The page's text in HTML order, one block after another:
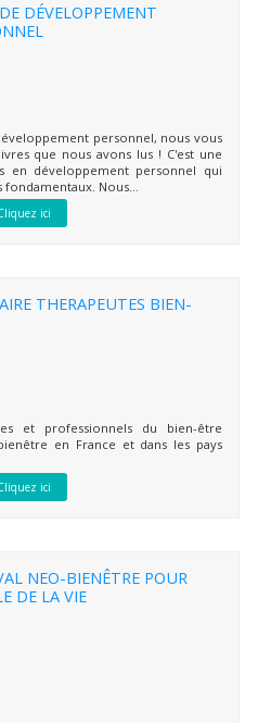
DÉVELOPPEMENT
personnel, nous vous
que nous avons lus ! C'est une
en développement personnel qui
Nous...
ici
THERAPEUTES BIEN-
et professionnels du bien-être
en France et dans les pays
ici
NEO-BIENÊTRE POUR
DE LA VIE